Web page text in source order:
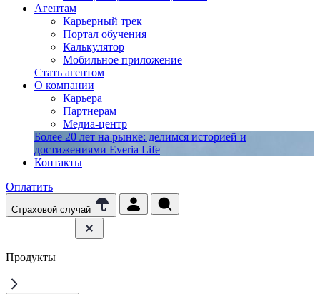
Агентам
Карьерный трек
Портал обучения
Калькулятор
Мобильное приложение
Стать агентом
О компании
Карьера
Партнерам
Медиа-центр
Более 20 лет на рынке: делимся историей и
достижениями Everia Life
Контакты
Оплатить
Страховой случай
Продукты